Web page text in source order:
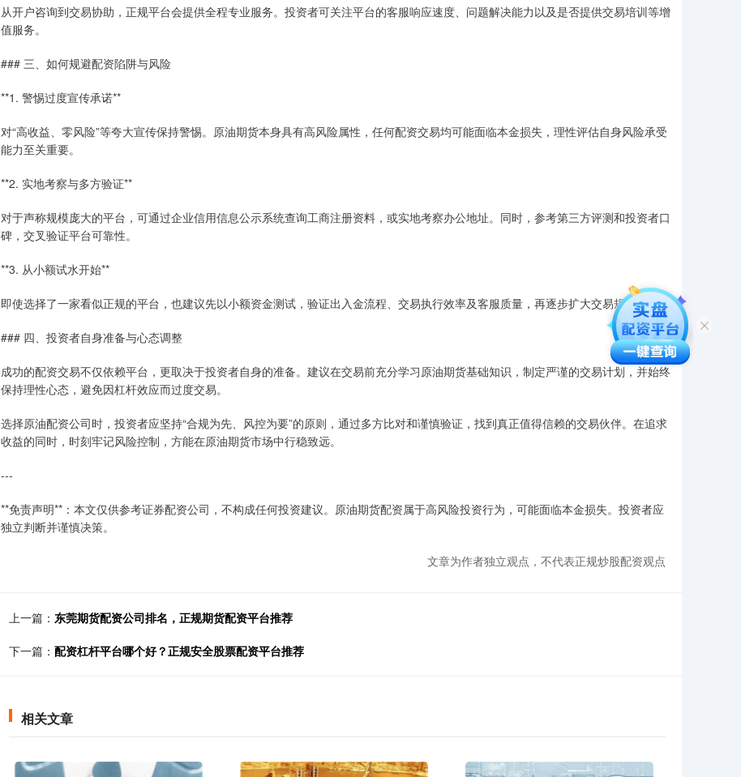
从开户咨询到交易协助，正规平台会提供全程专业服务。投资者可关注平台的客服响应速度、问题解决能力以及是否提供交易培训等增
值服务。
### 三、如何规避配资陷阱与风险
**1. 警惕过度宣传承诺**
对“高收益、零风险”等夸大宣传保持警惕。原油期货本身具有高风险属性，任何配资交易均可能面临本金损失，理性评估自身风险承受
能力至关重要。
**2. 实地考察与多方验证**
对于声称规模庞大的平台，可通过企业信用信息公示系统查询工商注册资料，或实地考察办公地址。同时，参考第三方评测和投资者口
碑，交叉验证平台可靠性。
**3. 从小额试水开始**
即使选择了一家看似正规的平台，也建议先以小额资金测试，验证出入金流程、交易执行效率及客服质量，再逐步扩大交易规模。
### 四、投资者自身准备与心态调整
成功的配资交易不仅依赖平台，更取决于投资者自身的准备。建议在交易前充分学习原油期货基础知识，制定严谨的交易计划，并始终
保持理性心态，避免因杠杆效应而过度交易。
选择原油配资公司时，投资者应坚持“合规为先、风控为要”的原则，通过多方比对和谨慎验证，找到真正值得信赖的交易伙伴。在追求
收益的同时，时刻牢记风险控制，方能在原油期货市场中行稳致远。
---
**免责声明**：本文仅供参考证券配资公司，不构成任何投资建议。原油期货配资属于高风险投资行为，可能面临本金损失。投资者应
独立判断并谨慎决策。
文章为作者独立观点，不代表正规炒股配资观点
上一篇： 东莞期货配资公司排名，正规期货配资平台推荐
下一篇： 配资杠杆平台哪个好？正规安全股票配资平台推荐
相关文章